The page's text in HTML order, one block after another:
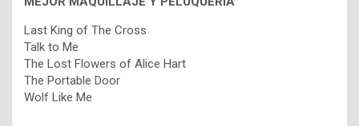
Last King of The Cross
Talk to Me
The Lost Flowers of Alice Hart
The Portable Door
Wolf Like Me